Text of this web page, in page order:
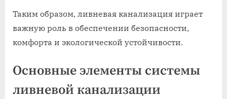
Таким образом, ливневая канализация играет
важную роль в обеспечении безопасности,
комфорта и экологической устойчивости.
Основные элементы системы
ливневой канализации